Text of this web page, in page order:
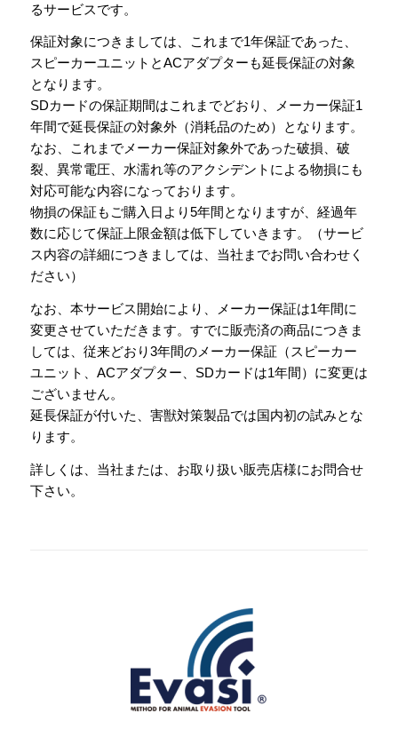
るサービスです。
保証対象につきましては、これまで1年保証であった、
スピーカーユニットとACアダプターも延長保証の対象
となります。
SDカードの保証期間はこれまでどおり、メーカー保証1
年間で延長保証の対象外（消耗品のため）となります。
なお、これまでメーカー保証対象外であった破損、破
裂、異常電圧、水濡れ等のアクシデントによる物損にも
対応可能な内容になっております。
物損の保証もご購入日より5年間となりますが、経過年
数に応じて保証上限金額は低下していきます。（サービ
ス内容の詳細につきましては、当社までお問い合わせく
ださい）
なお、本サービス開始により、メーカー保証は1年間に
変更させていただきます。すでに販売済の商品につきま
しては、従来どおり3年間のメーカー保証（スピーカー
ユニット、ACアダプター、SDカードは1年間）に変更は
ございません。
延長保証が付いた、害獣対策製品では国内初の試みとな
ります。
詳しくは、当社または、お取り扱い販売店様にお問合せ
下さい。